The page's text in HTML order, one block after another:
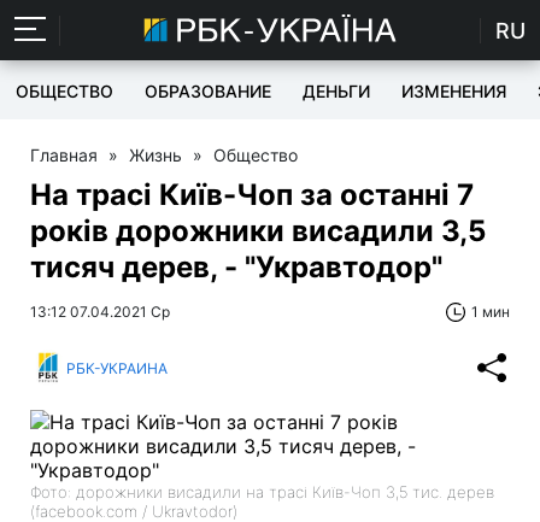
RU
ОБЩЕСТВО ОБРАЗОВАНИЕ ДЕНЬГИ ИЗМЕНЕНИЯ
Главная » Жизнь » Общество
На трасі Київ-Чоп за останні 7
років дорожники висадили 3,5
тисяч дерев, - "Укравтодор"
13:12 07.04.2021 Ср 1 мин
РБК-УКРАИНА
Фото: дорожники висадили на трасі Київ-Чоп 3,5 тис. дерев
(facebook.com / Ukravtodor)